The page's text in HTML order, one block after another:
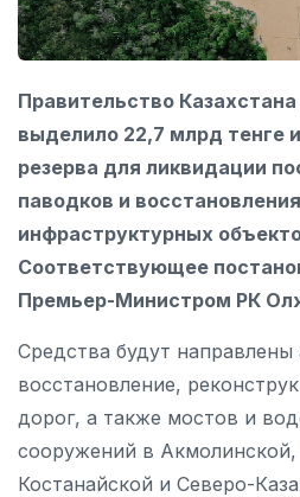
Правительство
выделило 22,7 млрд тенге
резерва для ликвидации
паводков и
инфраструктурных
Соответствующее
Премьер-Министром РК
Средства будут
восстановление,
дорог, а также мостов и
сооружений в
Костанайской и Северо-